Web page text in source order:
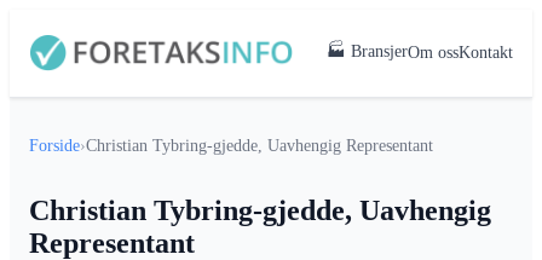
🏭 BransjerOm ossKontakt
Forside›Christian Tybring-gjedde, Uavhengig Representant
Christian Tybring-gjedde, Uavhengig
Representant